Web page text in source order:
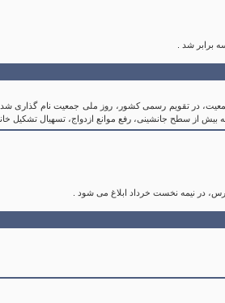
برابر شد .
در تقویم رسمی کشور، روز ملی جمعیت نام گذاری
به بیش از سطح جانشینی، رفع موانع ازدواج، تسهیال
در نیمه نخست خرداد ابلاغ می شود .